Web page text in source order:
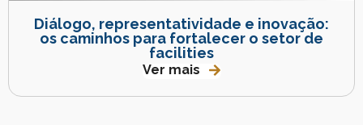
Diálogo, representatividade e inovação:
os caminhos para fortalecer o setor de
facilities
Ver mais